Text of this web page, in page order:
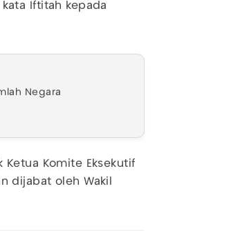
Iftitah kepada
Negara
Komite Eksekutif
dijabat oleh Wakil